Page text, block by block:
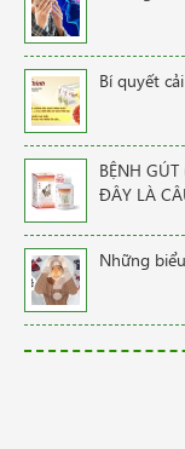
Bí quyết
BỆNH
ĐÂY LÀ
Những